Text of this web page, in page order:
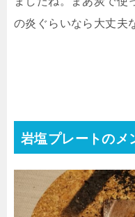
の炎ぐらいなら大丈夫
岩塩プレートのメ